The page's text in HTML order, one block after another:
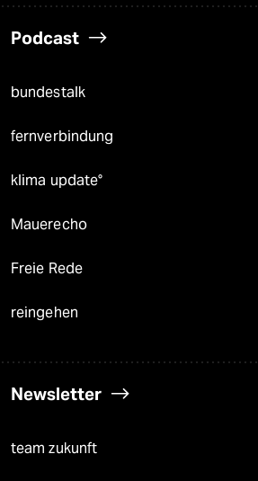
Podcast
bundestalk
fernverbindung
klima update°
Mauerecho
Freie Rede
reingehen
Newsletter
team zukunft